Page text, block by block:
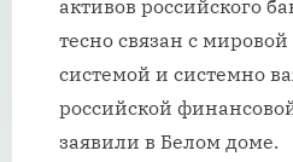
активов российского
тесно связан с
системой и системно
российской
заявили в Белом доме.